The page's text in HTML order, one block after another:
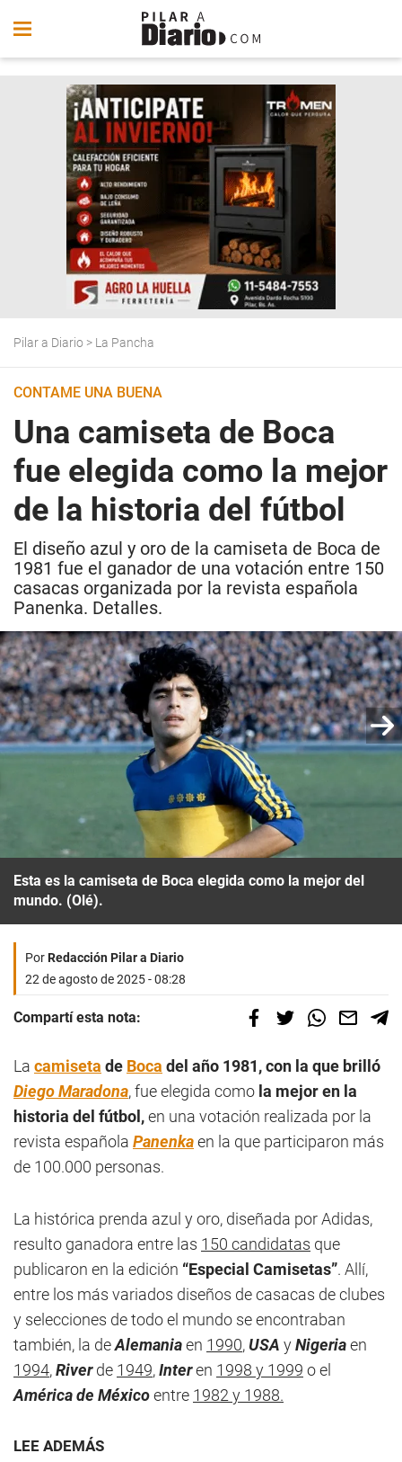
Pilar a Diario > La Pancha
CONTAME UNA BUENA
Una camiseta de Boca
fue elegida como la mejor
de la historia del fútbol
El diseño azul y oro de la camiseta de Boca de
1981 fue el ganador de una votación entre 150
casacas organizada por la revista española
Panenka. Detalles.
Esta es la camiseta de Boca elegida como la mejor del
mundo. (Olé).
PorRedacción Pilar a Diario
22 de agosto de 2025 - 08:28
Compartí esta nota:
La camiseta de Boca del año 1981,con la que brilló
Diego Maradona, fue elegida como la mejor en la
historia del fútbol,en una votación realizada por la
revista española Panenkaen la que participaron más
de 100.000 personas.
La histórica prenda azul y oro, diseñada por Adidas,
resulto ganadora entre las 150 candidatas que
publicaron en la edición “Especial Camisetas”. Allí,
entre los más variados diseños de casacas de clubes
y selecciones de todo el mundo se encontraban
también, la deAlemaniaen 1990, USA yNigeriaen
1994,Riverde 1949,Interen 1998 y 1999 o el
América de Méxicoentre 1982 y 1988.
LEE ADEMÁS